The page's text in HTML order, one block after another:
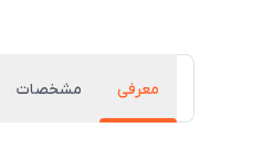
معرفی مشخصات